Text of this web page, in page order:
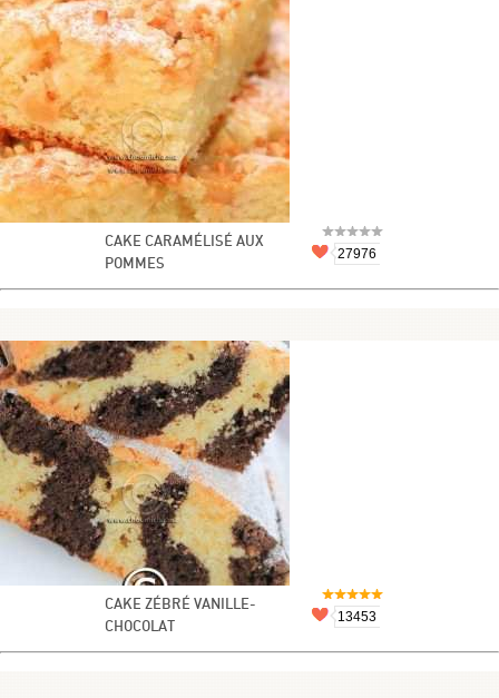
CAKE CARAMÉLISÉ AUX
POMMES
27976
CAKE ZÉBRÉ VANILLE-
CHOCOLAT
13453